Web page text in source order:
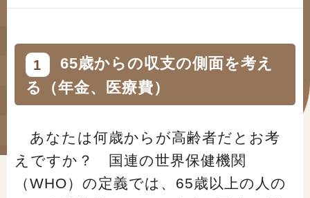
#くらしすとEYE(年金)
#ねんきんAtoZ
#年金のこんなとき
#年金講座
1
65歳からの収支の側面を考え
る（年金、医療費）
あなたは何歳からが高齢者だとお考
えですか？ 国連の世界保健機関
（WHO）の定義では、65歳以上の人の